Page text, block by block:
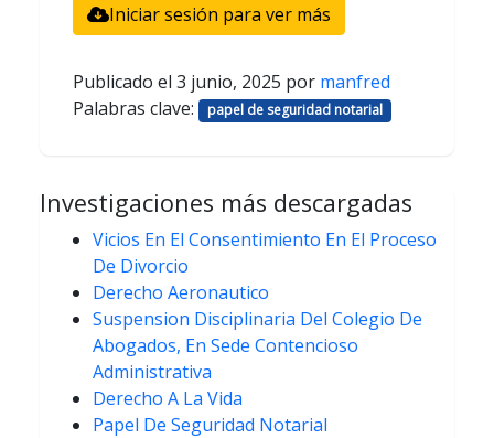
Iniciar sesión para ver más
Publicado el 3 junio, 2025 por manfred
Palabras clave:
papel de seguridad notarial
Investigaciones más descargadas
Vicios En El Consentimiento En El Proceso
De Divorcio
Derecho Aeronautico
Suspension Disciplinaria Del Colegio De
Abogados, En Sede Contencioso
Administrativa
Derecho A La Vida
Papel De Seguridad Notarial